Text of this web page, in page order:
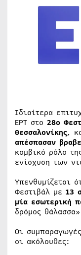
Ιδιαίτερα
ΕΡΤ στο 28ο
Θεσσαλονίκης,
απέσπασαν
κομβικό ρόλο
ενίσχυση των
Υπενθυμίζεται
Φεστιβάλ με 13
μία εσωτερική
δρόμος
Οι
οι ακόλουθες: